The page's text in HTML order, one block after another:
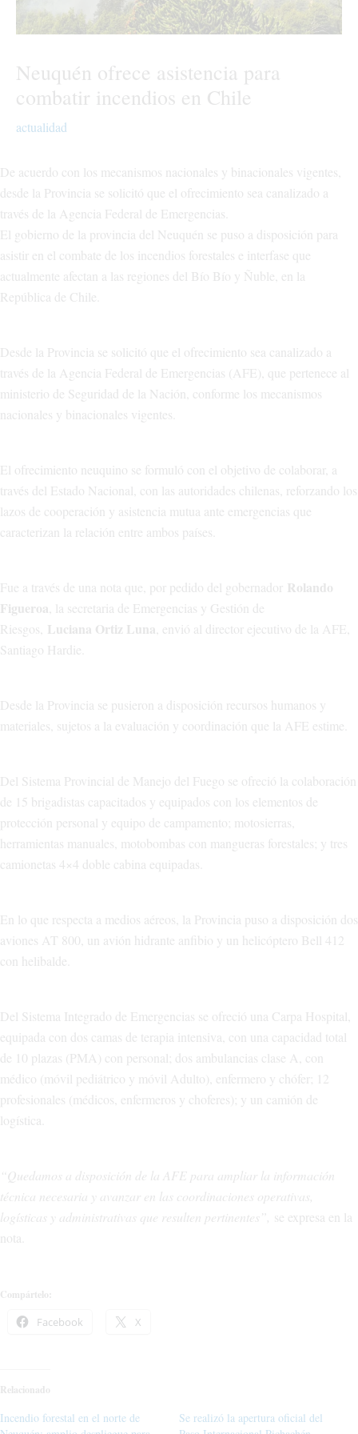
Neuquén ofrece asistencia para
combatir incendios en Chile
actualidad
De acuerdo con los mecanismos nacionales y binacionales vigentes,
desde la Provincia se solicitó que el ofrecimiento sea canalizado a
través de la Agencia Federal de Emergencias.
El gobierno de la provincia del Neuquén se puso a disposición para
asistir en el combate de los incendios forestales e interfase que
actualmente afectan a las regiones del Bío Bío y Ñuble, en la
República de Chile.
Desde la Provincia se solicitó que el ofrecimiento sea canalizado a
través de la Agencia Federal de Emergencias (AFE), que pertenece al
ministerio de Seguridad de la Nación, conforme los mecanismos
nacionales y binacionales vigentes.
El ofrecimiento neuquino se formuló con el objetivo de colaborar, a
través del Estado Nacional, con las autoridades chilenas, reforzando los
lazos de cooperación y asistencia mutua ante emergencias que
caracterizan la relación entre ambos países.
Fue a través de una nota que, por pedido del gobernador Rolando
Figueroa , la secretaria de Emergencias y Gestión de
Riesgos, Luciana Ortiz Luna , envió al director ejecutivo de la AFE,
Santiago Hardie.
Desde la Provincia se pusieron a disposición recursos humanos y
materiales, sujetos a la evaluación y coordinación que la AFE estime.
Del Sistema Provincial de Manejo del Fuego se ofreció la colaboración
de 15 brigadistas capacitados y equipados con los elementos de
protección personal y equipo de campamento; motosierras,
herramientas manuales, motobombas con mangueras forestales; y tres
camionetas 4×4 doble cabina equipadas.
En lo que respecta a medios aéreos, la Provincia puso a disposición dos
aviones AT 800, un avión hidrante anfibio y un helicóptero Bell 412
con helibalde.
Del Sistema Integrado de Emergencias se ofreció una Carpa Hospital,
equipada con dos camas de terapia intensiva, con una capacidad total
de 10 plazas (PMA) con personal; dos ambulancias clase A, con
médico (móvil pediátrico y móvil Adulto), enfermero y chófer; 12
profesionales (médicos, enfermeros y choferes); y un camión de
logística.
“Quedamos a disposición de la AFE para ampliar la información
técnica necesaria y avanzar en las coordinaciones operativas,
logísticas y administrativas que resulten pertinentes”, se expresa en la
nota.
Compártelo:
Facebook X
Relacionado
Incendio forestal en el norte de
Se realizó la apertura oficial del